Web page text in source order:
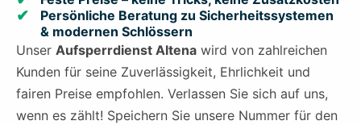
Persönliche Beratung zu Sicherheitssystemen
& modernen Schlössern
Unser Aufsperrdienst Altena wird von zahlreichen
Kunden für seine Zuverlässigkeit, Ehrlichkeit und
fairen Preise empfohlen. Verlassen Sie sich auf uns,
wenn es zählt! Speichern Sie unsere Nummer für den